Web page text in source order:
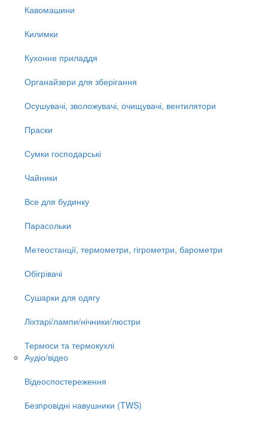
Кавомашини
Килимки
Кухонне приладдя
Органайзери для зберігання
Осушувачі, зволожувачі, очищувачі, вентилятори
Праски
Сумки господарські
Чайники
Все для будинку
Парасольки
Метеостанції, термометри, гігрометри, барометри
Обігрівачі
Сушарки для одягу
Ліхтарі/лампи/нічники/люстри
Термоси та термокухлі
Аудіо/відео
Відеоспостереження
Безпровідні навушники (TWS)